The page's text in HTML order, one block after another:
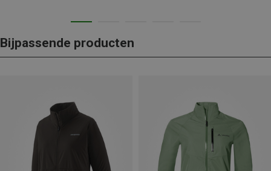
Bijpassende producten